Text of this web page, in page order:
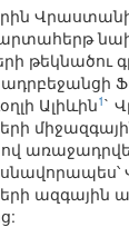
արտահերթ
թեկնածու
Ալիևին1`
ազգային